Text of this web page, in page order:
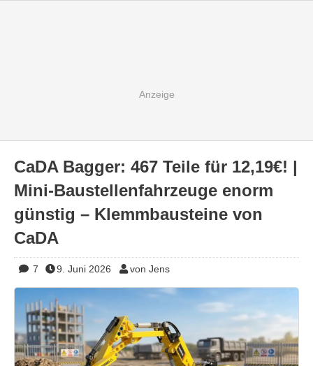
CaDA Bagger: 467 Teile für 12,19€! |
Mini-Baustellenfahrzeuge enorm
günstig – Klemmbausteine von
CaDA
7 9. Juni 2026 von Jens